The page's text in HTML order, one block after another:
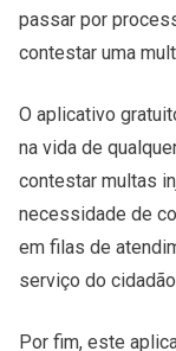
passar por
contestar uma
O aplicativo
na vida de
contestar multas
necessidade de
em filas de
serviço do
Por fim, este